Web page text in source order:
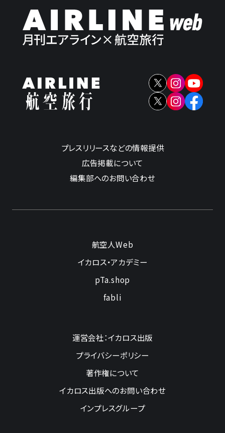
プレスリリースなどの情報提供
広告掲載について
編集部へのお問い合わせ
航空人Web
イカロス・アカデミー
pTa.shop
fabli
運営会社：イカロス出版
プライバシーポリシー
著作権について
イカロス出版へのお問い合わせ
インプレスグループ